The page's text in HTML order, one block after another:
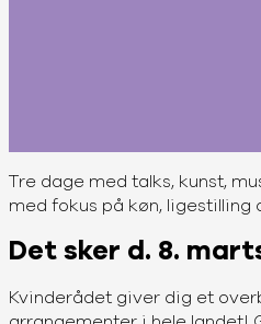
Tre dage med talks, kunst,
med fokus på køn, ligestilling
Det sker d. 8.
Kvinderådet giver dig et